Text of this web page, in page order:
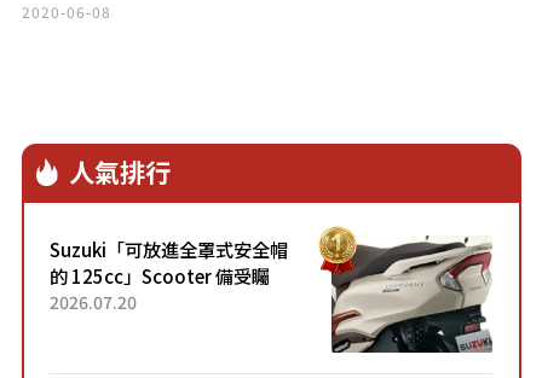
2020-06-08
人氣排行
Suzuki「可放進全罩式安全帽
的 125cc」Scooter 備受矚
目！採用全新流線設計與各項
2026.07.20